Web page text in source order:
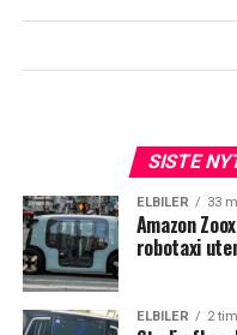
SISTE
ELBILER 33
Amazon
robotaxi
ELBILER 2